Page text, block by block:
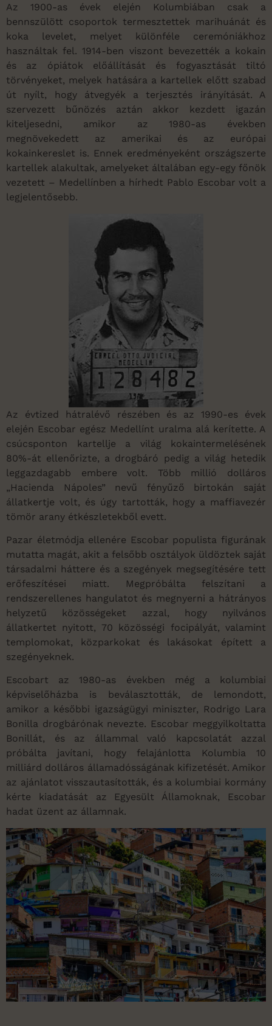
Az 1900-as évek elején Kolumbiában csak a
bennszülött csoportok termesztettek marihuánát és
koka levelet, melyet különféle ceremóniákhoz
használtak fel. 1914-ben viszont bevezették a kokain
és az ópiátok előállítását és fogyasztását tiltó
törvényeket, melyek hatására a kartellek előtt szabad
út nyílt, hogy átvegyék a terjesztés irányítását. A
szervezett bűnözés aztán akkor kezdett igazán
kiteljesedni, amikor az 1980-as években
megnövekedett az amerikai és az európai
kokainkereslet is. Ennek eredményeként országszerte
kartellek alakultak, amelyeket általában egy-egy főnök
vezetett – Medellínben a hírhedt Pablo Escobar volt a
legjelentősebb.
Az évtized hátralévő részében és az 1990-es évek
elején Escobar egész Medellínt uralma alá kerítette. A
csúcsponton kartellje a világ kokaintermelésének
80%-át ellenőrizte, a drogbáró pedig a világ hetedik
leggazdagabb embere volt. Több millió dolláros
„Hacienda Nápoles” nevű fényűző birtokán saját
állatkertje volt, és úgy tartották, hogy a maffiavezér
tömör arany étkészletekből evett.
Pazar életmódja ellenére Escobar populista figurának
mutatta magát, akit a felsőbb osztályok üldöztek saját
társadalmi háttere és a szegények megsegítésére tett
erőfeszítései miatt. Megpróbálta felszítani a
rendszerellenes hangulatot és megnyerni a hátrányos
helyzetű közösségeket azzal, hogy nyilvános
állatkertet nyitott, 70 közösségi focipályát, valamint
templomokat, közparkokat és lakásokat épített a
szegényeknek.
Escobart az 1980-as években még a kolumbiai
képviselőházba is beválasztották, de lemondott,
amikor a későbbi igazságügyi miniszter, Rodrigo Lara
Bonilla drogbárónak nevezte. Escobar meggyilkoltatta
Bonillát, és az állammal való kapcsolatát azzal
próbálta javítani, hogy felajánlotta Kolumbia 10
milliárd dolláros államadósságának kifizetését. Amikor
az ajánlatot visszautasították, és a kolumbiai kormány
kérte kiadatását az Egyesült Államoknak, Escobar
hadat üzent az államnak.